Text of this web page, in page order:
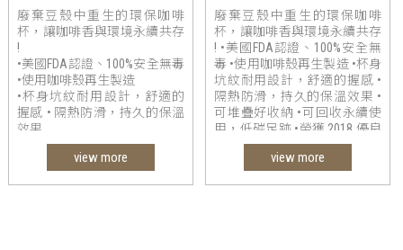
廢棄豆殼中重生的環保咖啡
杯，讓咖啡香與環境永續共存
!
•美國FDA認證、100%安全無毒
•使用咖啡殼再生製造
•杯身坑紋耐用設計，舒適的
握感 • 隔熱防滑，持久的保溫
效果
•可堆疊好收納 •可回收永續使
用，低碳足跡 •榮獲 2018 優良
view more
廢棄豆殼中重生的環保咖啡
杯，讓咖啡香與環境永續共存
! •美國FDA認證、100%安全無
毒 •使用咖啡殼再生製造 •杯身
坑紋耐用設計，舒適的握感 •
隔熱防滑，持久的保溫效果 •
可堆疊好收納 •可回收永續使
用，低碳足跡 •榮獲 2018 優良
設計奬
view more